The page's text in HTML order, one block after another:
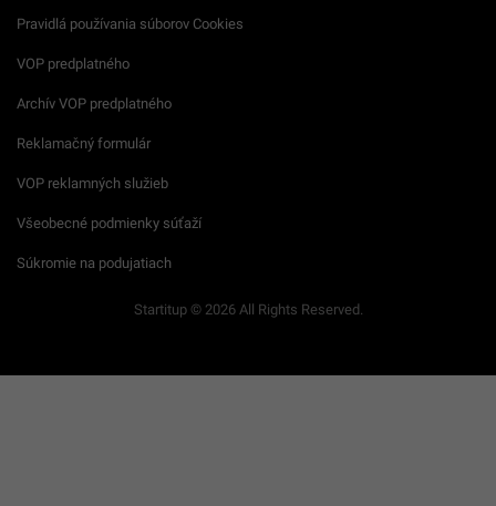
Pravidlá používania súborov Cookies
VOP predplatného
Archív VOP predplatného
Reklamačný formulár
VOP reklamných služieb
Všeobecné podmienky súťaží
Súkromie na podujatiach
Startitup © 2026 All Rights Reserved.